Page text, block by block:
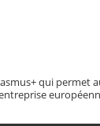
qui